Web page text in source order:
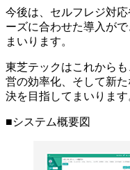
今後は、セルフレジ対
ーズに合わせた導入が
まいります。
東芝テックはこれから
営の効率化、そして新
決を目指してまいります
■システム概要図